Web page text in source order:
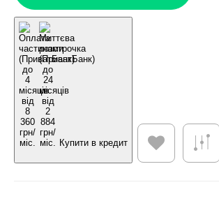
Купити в кредит